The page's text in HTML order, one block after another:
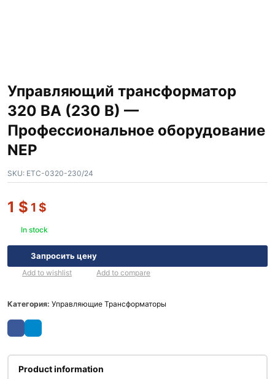
Управляющий трансформатор
320 ВА (230 В) —
Профессиональное оборудование
NEP
SKU: ETC-0320-230/24
1 $ 1 $
In stock
Запросить цену
Add to wishlist Add to compare
Категория: Управляющие Трансформаторы
Product information